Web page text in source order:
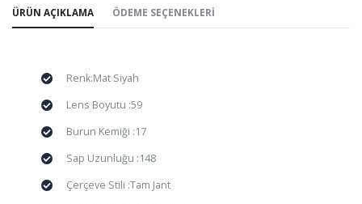
ÜRÜN AÇIKLAMA ÖDEME SEÇENEKLERI
Renk:Mat Siyah
Lens Boyutu :59
Burun Kemiği :17
Sap Uzunluğu :148
Çerçeve Stili :Tam Jant